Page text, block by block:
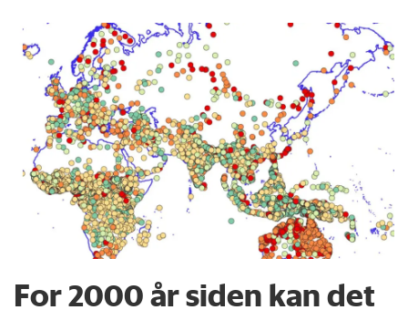
For 2000 år siden kan det